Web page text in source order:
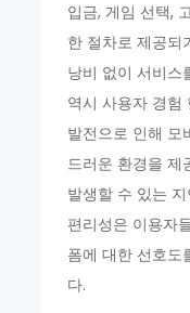
입금, 게임 선택,
한 절차로 제공되
낭비 없이 서비스
역시 사용자 경험
발전으로 인해 모
드러운 환경을 제
발생할 수 있는
편리성은 이용자
폼에 대한 선호도
다.